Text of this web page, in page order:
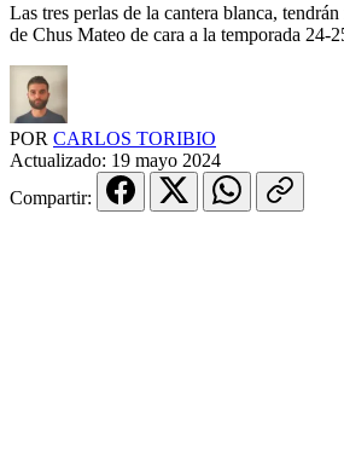
Las tres perlas de la cantera blanca, tendrán
de Chus Mateo de cara a la temporada 24-
POR CARLOS TORIBIO
Actualizado: 19 mayo 2024
Compartir: